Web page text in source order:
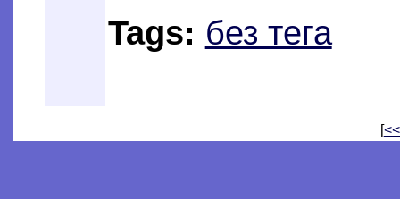
Tags: без тега
[